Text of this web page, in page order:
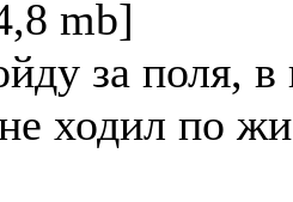
mb]
за поля,
ходил по